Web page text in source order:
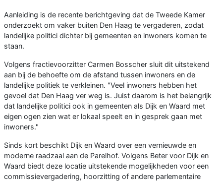
Aanleiding is de recente berichtgeving dat de Tweede Kamer
onderzoekt om vaker buiten Den Haag te vergaderen, zodat
landelijke politici dichter bij gemeenten en inwoners komen te
staan.
Volgens fractievoorzitter Carmen Bosscher sluit dit uitstekend
aan bij de behoefte om de afstand tussen inwoners en de
landelijke politiek te verkleinen. "Veel inwoners hebben het
gevoel dat Den Haag ver weg is. Juist daarom is het belangrijk
dat landelijke politici ook in gemeenten als Dijk en Waard met
eigen ogen zien wat er lokaal speelt en in gesprek gaan met
inwoners."
Sinds kort beschikt Dijk en Waard over een vernieuwde en
moderne raadzaal aan de Parelhof. Volgens Beter voor Dijk en
Waard biedt deze locatie uitstekende mogelijkheden voor een
commissievergadering, hoorzitting of andere parlementaire